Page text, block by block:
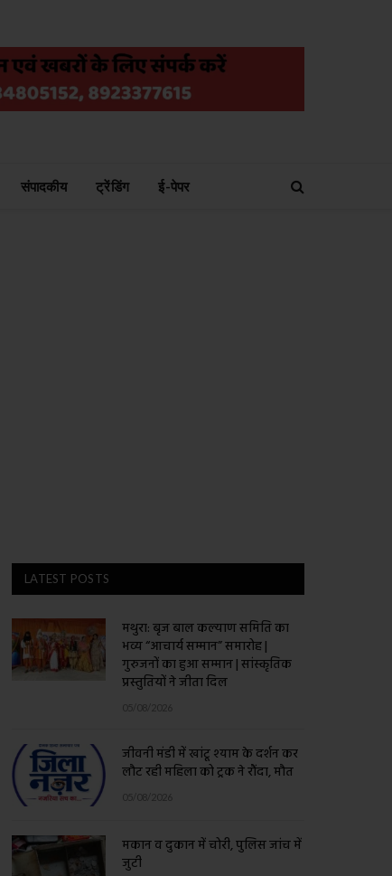
संपादकीय ट्रेंडिंग ई-पेपर
LATEST POSTS
मथुरा: बृज बाल कल्याण समिति का
भव्य “आचार्य सम्मान” समारोह |
गुरुजनों का हुआ सम्मान | सांस्कृतिक
प्रस्तुतियों ने जीता दिल
05/08/2026
जीवनी मंडी में खांटू श्याम के दर्शन कर
लौट रही महिला को ट्रक ने रौंदा, मौत
05/08/2026
मकान व दुकान में चोरी, पुलिस जांच में
जुटी